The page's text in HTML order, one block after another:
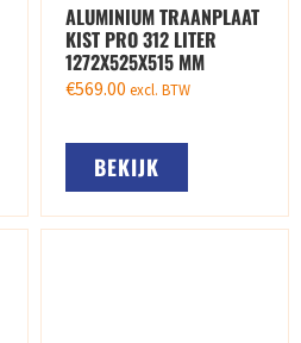
ALUMINIUM TRAANPLAAT
KIST PRO 312 LITER
1272X525X515 MM
€569.00 excl. BTW
BEKIJK